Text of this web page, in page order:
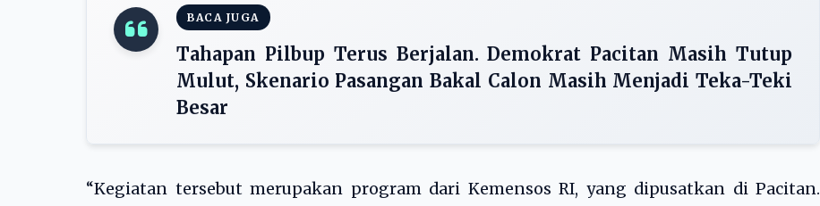
BACA JUGA
Tahapan Pilbup Terus Berjalan. Demokrat Pacitan Masih Tutup
Mulut, Skenario Pasangan Bakal Calon Masih Menjadi Teka-Teki
Besar
“Kegiatan tersebut merupakan program dari Kemensos RI, yang dipusatkan di Pacitan.